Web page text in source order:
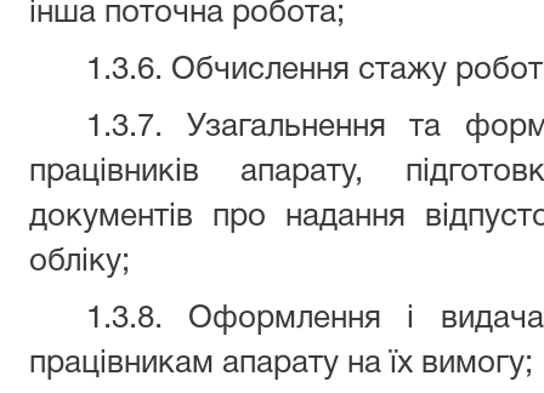
інша поточна робота;
1.3.6. Обчислення стажу
1.3.7. Узагальнення та
працівників апарату,
документів про надання
обліку;
1.3.8. Оформлення і
працівникам апарату на їх вимогу;